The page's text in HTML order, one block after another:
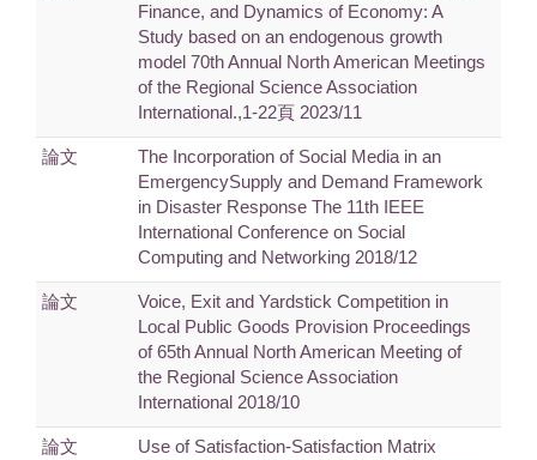
Finance, and Dynamics of Economy: A
Study based on an endogenous growth
model 70th Annual North American Meetings
of the Regional Science Association
International.,1-22頁 2023/11
論文
The Incorporation of Social Media in an
EmergencySupply and Demand Framework
in Disaster Response The 11th IEEE
International Conference on Social
Computing and Networking 2018/12
論文
Voice, Exit and Yardstick Competition in
Local Public Goods Provision Proceedings
of 65th Annual North American Meeting of
the Regional Science Association
International 2018/10
論文
Use of Satisfaction-Satisfaction Matrix